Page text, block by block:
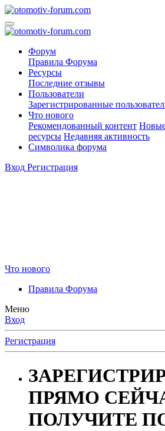
Форум
Правила Форума
Ресурсы
Последние отзывы
Пользователи
Зарегистрированные
Что нового
Рекомендованный контент
ресурсы Недавняя активность
Символика форума
Вход Регистрация
Что нового
Правила Форума
Меню
Вход
Регистрация
ПРЯМО
ПОЛУЧИТЕ